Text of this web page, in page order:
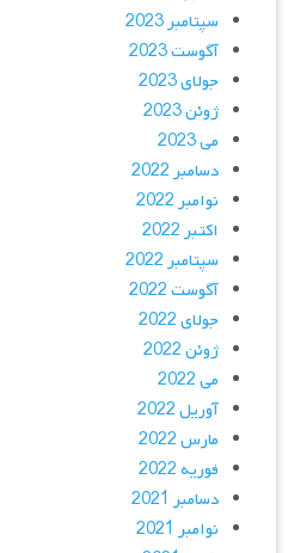
سپتامبر 2023
آگوست 2023
جولای 2023
ژوئن 2023
می 2023
دسامبر 2022
نوامبر 2022
اکتبر 2022
سپتامبر 2022
آگوست 2022
جولای 2022
ژوئن 2022
می 2022
آوریل 2022
مارس 2022
فوریه 2022
دسامبر 2021
نوامبر 2021